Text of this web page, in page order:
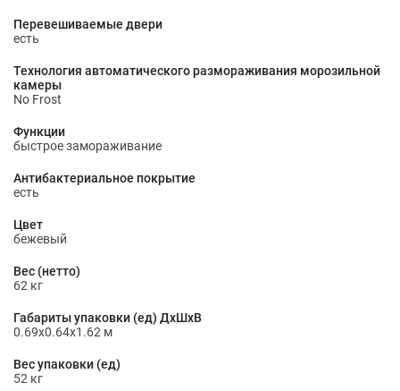
Перевешиваемые двери
есть
Технология автоматического размораживания морозильной
камеры
No Frost
Функции
быстрое замораживание
Антибактериальное покрытие
есть
Цвет
бежевый
Вес (нетто)
62 кг
Габариты упаковки (ед) ДхШхВ
0.69x0.64x1.62 м
Вес упаковки (ед)
52 кг